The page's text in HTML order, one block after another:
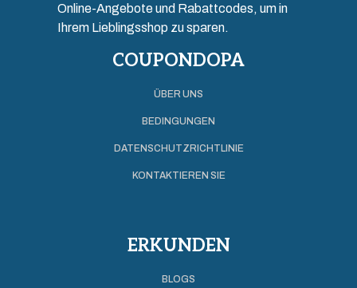
Online-Angebote und Rabattcodes, um in
Ihrem Lieblingsshop zu sparen.
COUPONDOPA
ÜBER UNS
BEDINGUNGEN
DATENSCHUTZRICHTLINIE
KONTAKTIEREN SIE
ERKUNDEN
BLOGS